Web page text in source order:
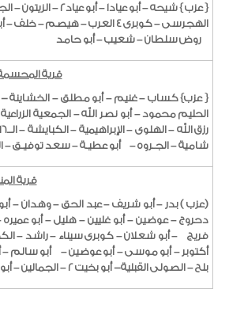
{عزب
} شيحه – أبو عياد1
الهجرسى – كوبرى 4 العرب – هيصم – خلف – أبو جازية
روض سلطان – شعيب – أبو حامد
قرية المحسمة
{عزب} كساب – غنيم – أبو مطلق – الخشاينة -
الحليم محمود – أبو نصر الله – الجمعية
رزق الله – الهلوى – الإبراهيمية – الكبايشة – الــ16 – ترعة 5 –
شامية – الجـروه –
أبو عطيـة – سعد توفيـق –
قرية
(عزب)بدر – أبو شريف – عبد الحق – وهدان –
دحروج – عوضين – أبو غليين – هليل –أبو
فريج – أبو شعلان – كوبرى سيناء – راشد –
أكتوبر – أبو موسى – أبو عوضين –
أبو سالم –
بلح – الصولى القبلية- أبو بخيت 2 – الجمالين – أبو حسان –